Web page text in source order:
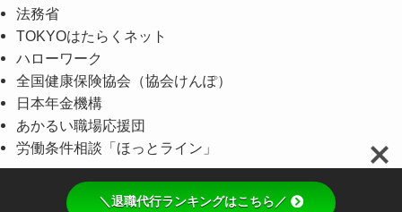
法務省
TOKYOはたらくネット
ハローワーク
全国健康保険協会（協会けんぽ）
日本年金機構
あかるい職場応援団
労働条件相談「ほっとライン」
＼退職代行ランキングはこちら／